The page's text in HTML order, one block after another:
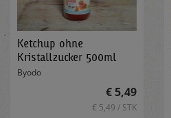
Ketchup ohne
Kristallzucker 500ml
Byodo
€ 5,49
€ 5,49 / STK